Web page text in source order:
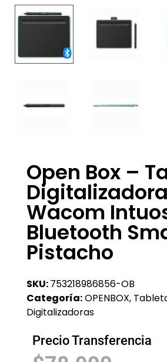
Open Box –
Digitalizadora
Wacom
Bluetooth
Pistacho
SKU:753218986856-OB
Categoría:OPENBOX,
Digitalizadoras
Precio Transferencia